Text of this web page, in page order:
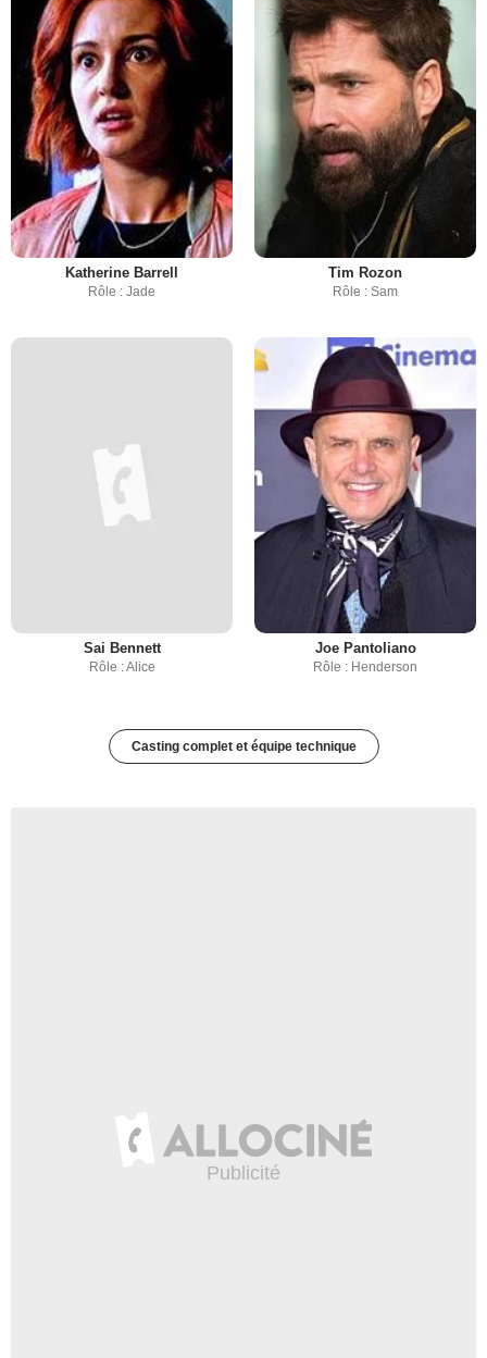
Katherine Barrell
Rôle : Jade
Tim Rozon
Rôle : Sam
Sai Bennett
Rôle : Alice
Joe Pantoliano
Rôle : Henderson
Casting complet et équipe technique